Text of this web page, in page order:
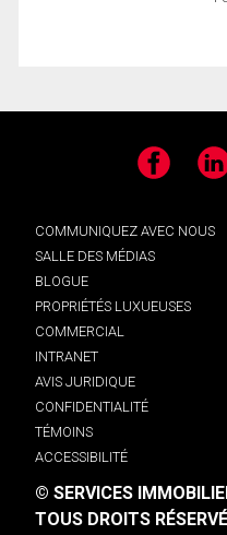
Facebook
COMMUNIQUEZ AVEC NOUS
SALLE DES MÉDIAS
BLOGUE
PROPRIÉTÉS LUXUEUSES
COMMERCIAL
INTRANET
AVIS JURIDIQUE
CONFIDENTIALITÉ
TÉMOINS
ACCESSIBILITÉ
© SERVICES
TOUS DROITS